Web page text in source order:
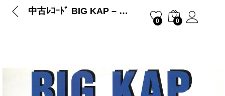
中古ﾚｺｰﾄﾞ BIG KAP – DA LADIES IN DA HOUSE
0 0